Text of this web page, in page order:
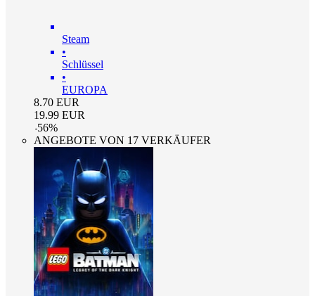
Steam
•
Schlüssel
•
EUROPA
8.70 EUR
19.99 EUR
-56%
ANGEBOTE VON 17 VERKÄUFER